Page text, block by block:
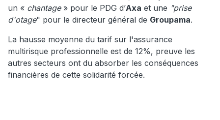
un « chantage » pour le PDG d’Axa et une "prise
d'otage" pour le directeur général de Groupama.
La hausse moyenne du tarif sur l'assurance
multirisque professionnelle est de 12%, preuve les
autres secteurs ont du absorber les conséquences
financières de cette solidarité forcée.